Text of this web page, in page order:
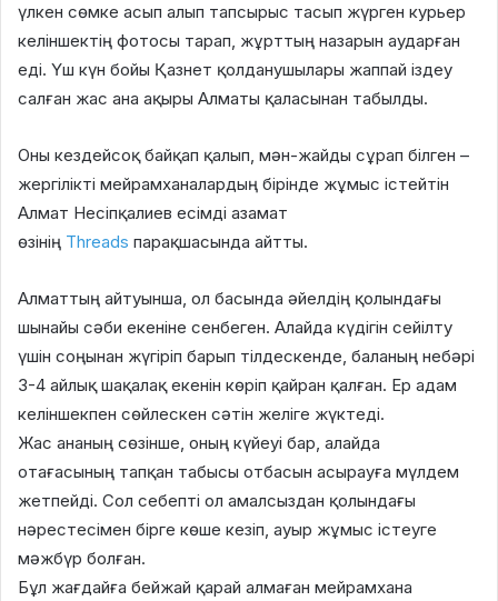
үлкен сөмке асып алып тапсырыс тасып жүрген курьер
келіншектің фотосы тарап, жұрттың назарын аударған
еді. Үш күн бойы Қазнет қолданушылары жаппай іздеу
салған жас ана ақыры Алматы қаласынан табылды.
Оны кездейсоқ байқап қалып, мән-жайды сұрап білген –
жергілікті мейрамханалардың бірінде жұмыс істейтін
Алмат Несіпқалиев есімді азамат
өзінің Threads парақшасында айтты.
Алматтың айтуынша, ол басында әйелдің қолындағы
шынайы сәби екеніне сенбеген. Алайда күдігін сейілту
үшін соңынан жүгіріп барып тілдескенде, баланың небәрі
3-4 айлық шақалақ екенін көріп қайран қалған. Ер адам
келіншекпен сөйлескен сәтін желіге жүктеді.
Жас ананың сөзінше, оның күйеуі бар, алайда
отағасының тапқан табысы отбасын асырауға мүлдем
жетпейді. Сол себепті ол амалсыздан қолындағы
нәрестесімен бірге көше кезіп, ауыр жұмыс істеуге
мәжбүр болған.
Бұл жағдайға бейжай қарай алмаған мейрамхана